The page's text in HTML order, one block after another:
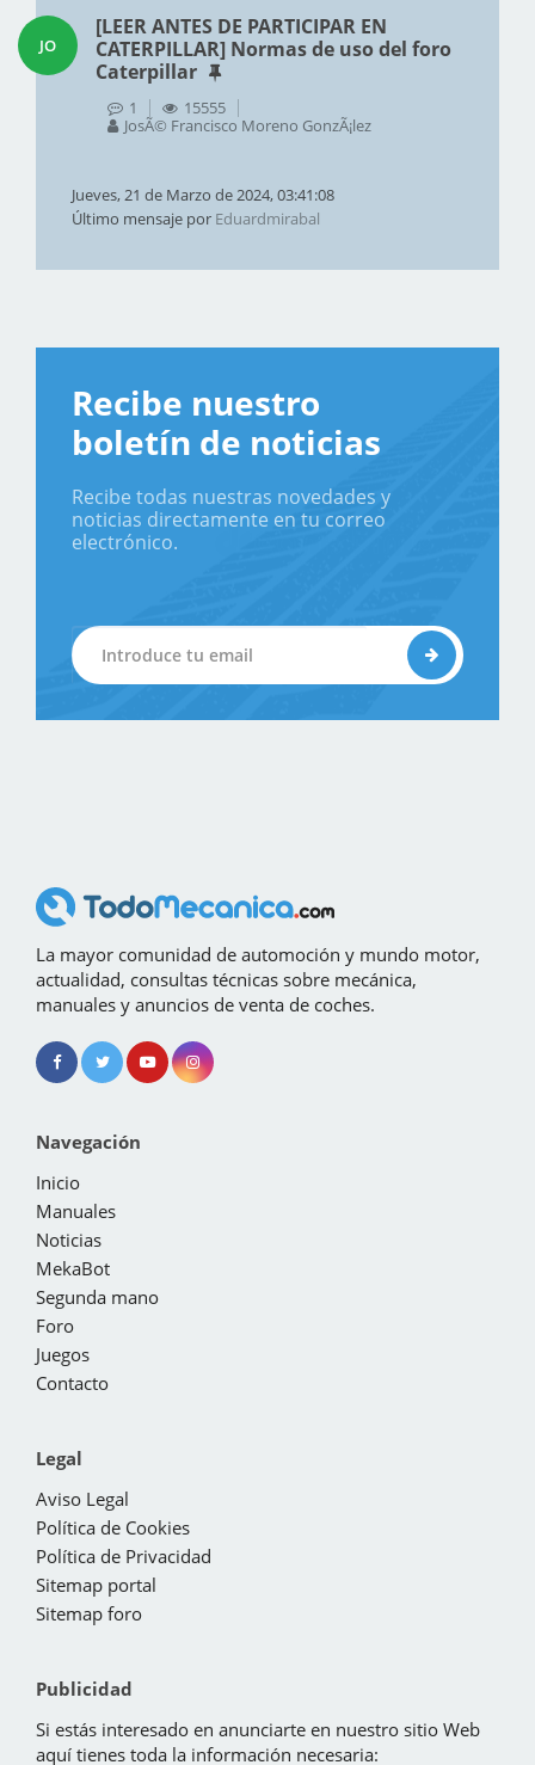
JO
[LEER ANTES DE PARTICIPAR EN
CATERPILLAR] Normas de uso del foro
Caterpillar
1
15555
JosÃ© Francisco Moreno GonzÃ¡lez
Jueves, 21 de Marzo de 2024, 03:41:08
Último mensaje por Eduardmirabal
Recibe nuestro
boletín de noticias
Recibe todas nuestras novedades y
noticias directamente en tu correo
electrónico.
La mayor comunidad de automoción y mundo motor,
actualidad, consultas técnicas sobre mecánica,
manuales y anuncios de venta de coches.
Navegación
Inicio
Manuales
Noticias
MekaBot
Segunda mano
Foro
Juegos
Contacto
Legal
Aviso Legal
Política de Cookies
Política de Privacidad
Sitemap portal
Sitemap foro
Publicidad
Si estás interesado en anunciarte en nuestro sitio Web
aquí tienes toda la información necesaria: